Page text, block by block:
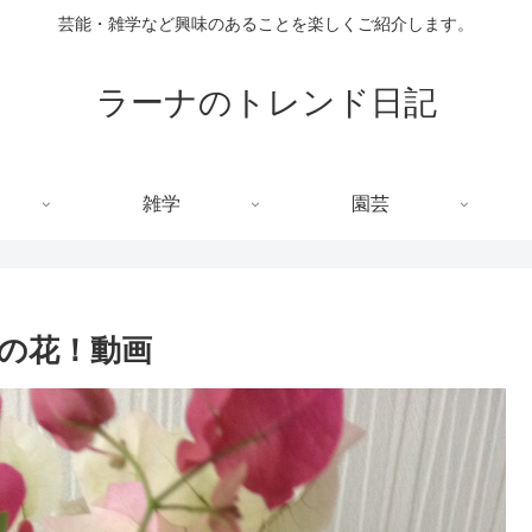
芸能・雑学など興味のあることを楽しくご紹介します。
ラーナのトレンド日記
雑学 園芸
花！動画